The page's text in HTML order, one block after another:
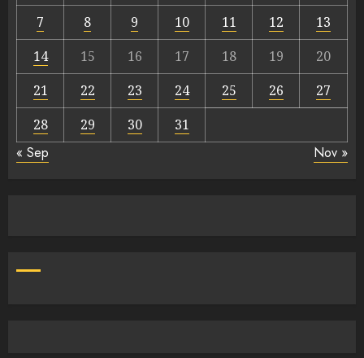
7
8 9 10 11 12
13
14
15 16 17 18 19
20
21
22 23 24 25 26
27
28
29 30 31
« Sep Nov »